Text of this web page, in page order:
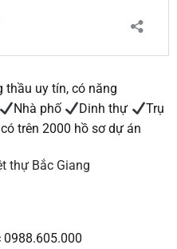
thầu uy tín, có năng
Nhà phố Dinh thự
Trụ
trên 2000 hồ sơ dự án
thự Bắc Giang